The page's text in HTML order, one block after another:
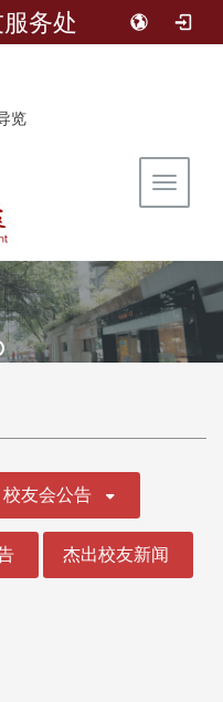
务处
览
Toggle
校友会公告
杰出校友新闻